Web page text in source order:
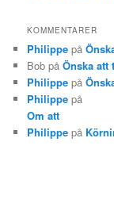
KOMMENTARER
Philippe på
Bob påÖnska att
Philippe på
Philippe på
Om att
Philippe på